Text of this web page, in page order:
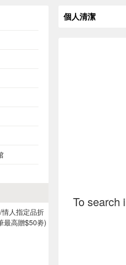
人指定品折
最高贈$50劵)​
個人清潔
To search